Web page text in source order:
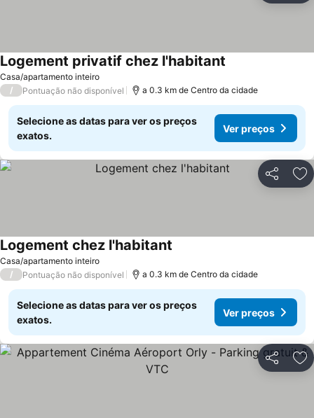
Casa/apartamento inteiro
Logement privatif chez l'habitant
/ Pontuação não disponível a 0.3 km de Centro da cidade
Selecione as datas para ver os preços
exatos.
Ver preços
Partilhar
Casa/apartamento inteiro
Logement chez l'habitant
/ Pontuação não disponível a 0.3 km de Centro da cidade
Selecione as datas para ver os preços
exatos.
Ver preços
Partilhar